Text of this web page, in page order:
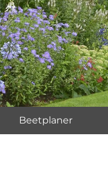
Beetplaner